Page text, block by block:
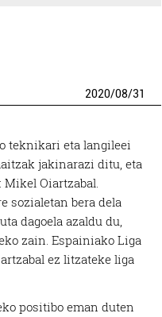
2020/08/31
teknikari eta langileei
jakinarazi ditu, eta
Mikel Oiartzabal.
sozialetan bera dela
dagoela azaldu du,
zain. Espainiako Liga
ez litzateke liga
positibo eman duten